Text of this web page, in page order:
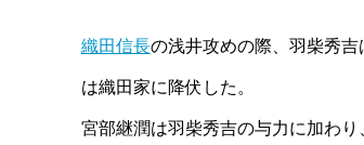
織田信長の浅井攻めの際、羽柴秀吉
は織田家に降伏した。
宮部継潤は羽柴秀吉の与力に加わ